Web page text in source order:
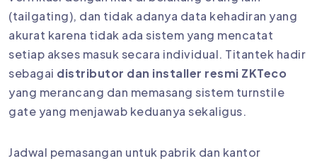
(tailgating), dan tidak adanya data kehadiran yang
akurat karena tidak ada sistem yang mencatat
setiap akses masuk secara individual. Titantek hadir
sebagai distributor dan installer resmi ZKTeco
yang merancang dan memasang sistem turnstile
gate yang menjawab keduanya sekaligus.
Jadwal pemasangan untuk pabrik dan kantor